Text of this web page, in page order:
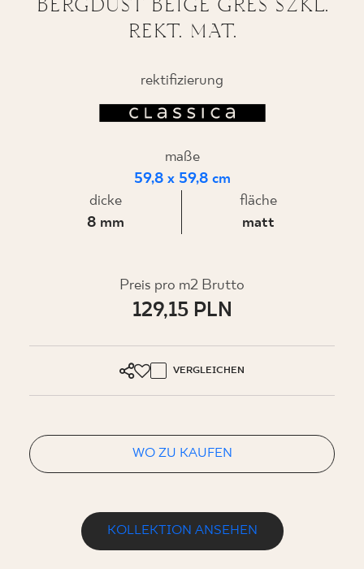
WO ZU KAUFEN
ÜBER UNS
MEIN PROFIL
KONTAKT
EN SK DE UK
REKT. MAT.
rektifizierung
maße
59,8 x 59,8 cm
dicke
8 mm
fläche
matt
Preis pro m2 Brutto
129,15 PLN
VERGLEICHEN
WO ZU KAUFEN
KOLLEKTION ANSEHEN